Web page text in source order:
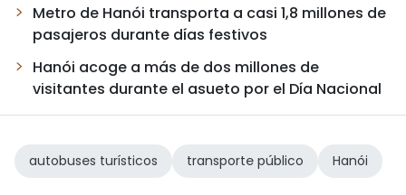
Metro de Hanói transporta a casi 1,8 millones de
pasajeros durante días festivos
Hanói acoge a más de dos millones de
visitantes durante el asueto por el Día Nacional
autobuses turísticos transporte público Hanói